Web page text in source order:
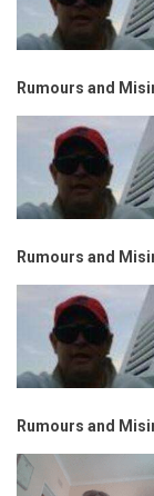
Rumours and
Rumours and
Rumours and